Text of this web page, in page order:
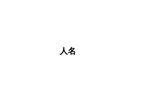
人名